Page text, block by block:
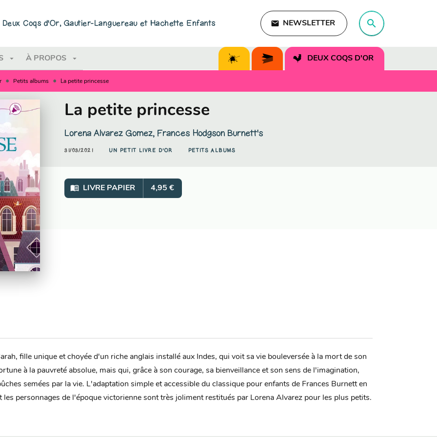
Coqs d'Or, Gautier-Languereau et Hachette Enfants email NEWSLETTER search
arrow_drop_down À PROPOS arrow_drop_down DEUX COQS D'OR
search
• Petits albums • La petite princesse
La petite princesse
Lorena Alvarez Gomez, Frances Hodgson Burnett's
31/03/2021 UN PETIT LIVRE D'OR PETITS ALBUMS
menu_book LIVRE PAPIER 4,95 €
fille unique et choyée d'un riche anglais installé aux Indes, qui voit sa vie bouleversée à la mort de son
à la pauvreté absolue, mais qui, grâce à son courage, sa bienveillance et son sens de l'imagination,
semées par la vie. L'adaptation simple et accessible du classique pour enfants de Frances Burnett en
personnages de l'époque victorienne sont très joliment restitués par Lorena Alvarez pour les plus petits.